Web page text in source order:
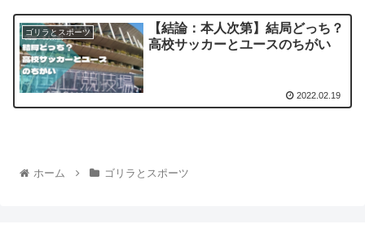
ゴリラとスポーツ
【結論：本人次第】結局どっち？
高校サッカーとユースのちがい
2022.02.19
ホーム ゴリラとスポーツ